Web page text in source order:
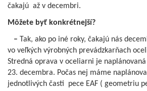
čakajú až v decembri.
Môžete byť konkrétnejší?
–
Tak, ako po iné roky, čakajú nás
vo veľkých výrobných prevádzkarňach
Stredná oprava v oceliarni je
23. decembra. Počas nej máme
jednotlivých časti pece EAF ( geometriu